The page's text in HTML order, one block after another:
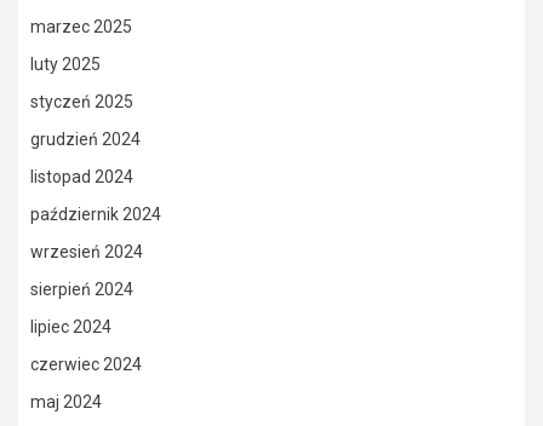
marzec 2025
luty 2025
styczeń 2025
grudzień 2024
listopad 2024
październik 2024
wrzesień 2024
sierpień 2024
lipiec 2024
czerwiec 2024
maj 2024